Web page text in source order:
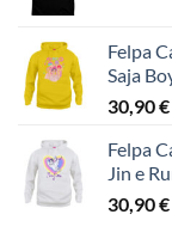
Felpa
Saja
30,90€
Felpa
Jin e
30,90€